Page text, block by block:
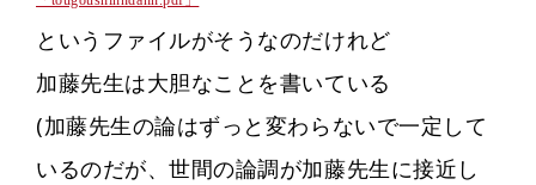
というファイルがそうなのだけれど
加藤先生は大胆なことを書いている
(加藤先生の論はずっと変わらないで一定して
いるのだが、世間の論調が加藤先生に接近し